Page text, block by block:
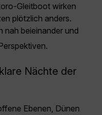
Gleitboot wirken
plötzlich anders.
nah beieinander und
Nächte der
Ebenen, Dünen